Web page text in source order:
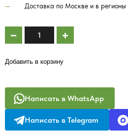
Доставка по Москве и в регионы
Добавить в корзину
Написать в WhatsApp
Написать в Telegram